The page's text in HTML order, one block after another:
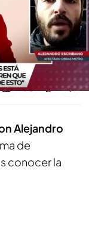
directo con
de Ayuso
Alejandro
de
conocer la